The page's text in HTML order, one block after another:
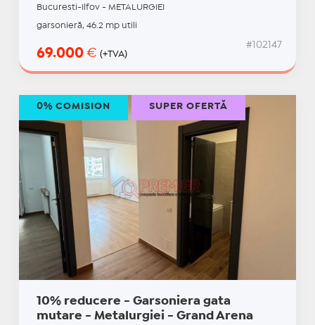
Bucuresti-Ilfov - METALURGIEI
garsonieră, 46.2 mp utili
69.000 € (+TVA)
#102147
10% reducere - Garsoniera gata
mutare - Metalurgiei - Grand Arena
0% COMISION SUPER OFERTĂ